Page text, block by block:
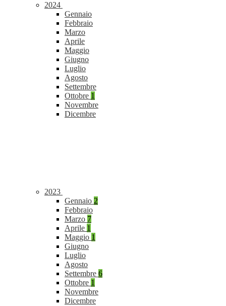
2024
Gennaio
Febbraio
Marzo
Aprile
Maggio
Giugno
Luglio
Agosto
Settembre
Ottobre 1
Novembre
Dicembre
2023
Gennaio 2
Febbraio
Marzo 7
Aprile 1
Maggio 1
Giugno
Luglio
Agosto
Settembre 6
Ottobre 1
Novembre
Dicembre